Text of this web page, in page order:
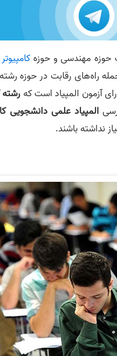
حوزه مهندسی و حوزهکامپیوتر
راه‌های رقابت در حوزه
رشته
المپیاد علمی دانشجویی
نداشته باشند.